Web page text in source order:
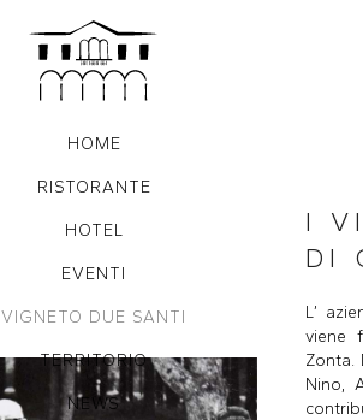
HOME
RISTORANTE
HOTEL
EVENTI
VIGNETO DUE SANTI
TERRITORIO
NEWS
I
DI
L’
viene
Zonta.
Nino,